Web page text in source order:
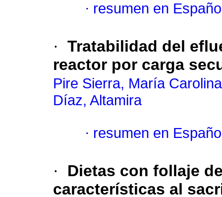
· resumen en
· Tratabilidad del
reactor por carga
Pire Sierra, María Carolina
Díaz, Altamira
· resumen en
·
Dietas con follaje
características al